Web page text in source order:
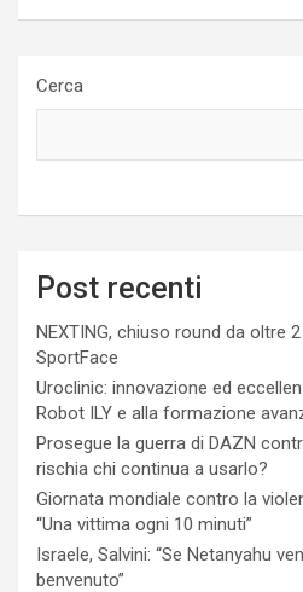
Cerca
Post recenti
NEXTING, chiuso round da oltre
SportFace
Uroclinic: innovazione ed
Robot ILY e alla formazione
Prosegue la guerra di DAZN
rischia chi continua a usarlo?
Giornata mondiale contro la
“Una vittima ogni 10 minuti”
Israele, Salvini: “Se Netanyahu
benvenuto”